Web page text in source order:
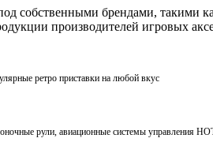
собственными брендами, такими
производителей игровых
ретро приставки на любой вкус
рули, авиационные системы управления